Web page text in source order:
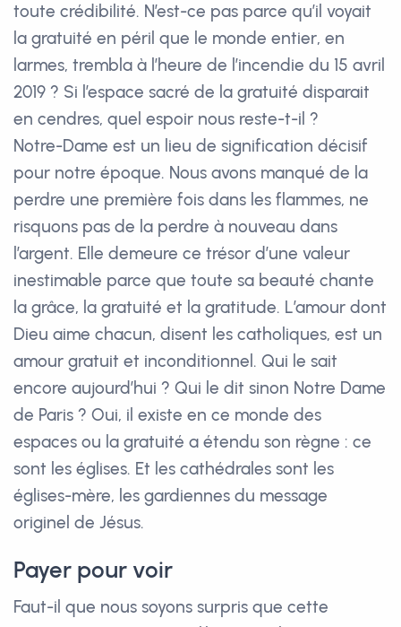
toute crédibilité. N’est-ce pas parce qu’il voyait
la gratuité en péril que le monde entier, en
larmes, trembla à l’heure de l’incendie du 15 avril
2019 ? Si l’espace sacré de la gratuité disparait
en cendres, quel espoir nous reste-t-il ?
Notre-Dame est un lieu de signification décisif
pour notre époque. Nous avons manqué de la
perdre une première fois dans les flammes, ne
risquons pas de la perdre à nouveau dans
l’argent. Elle demeure ce trésor d’une valeur
inestimable parce que toute sa beauté chante
la grâce, la gratuité et la gratitude. L’amour dont
Dieu aime chacun, disent les catholiques, est un
amour gratuit et inconditionnel. Qui le sait
encore aujourd’hui ? Qui le dit sinon Notre Dame
de Paris ? Oui, il existe en ce monde des
espaces ou la gratuité a étendu son règne : ce
sont les églises. Et les cathédrales sont les
églises-mère, les gardiennes du message
originel de Jésus.
Payer pour voir
Faut-il que nous soyons surpris que cette